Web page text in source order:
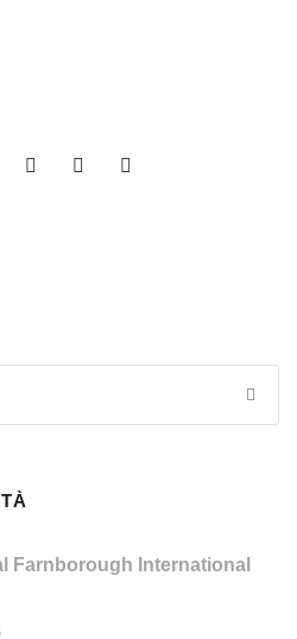
Farnborough International